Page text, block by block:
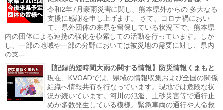
令和2年7月豪雨災害に関し、熊本県外からの 多大なる
支援に感謝を申し上げます。 さて、コロナ禍におい
て、県外団体の来県を留保している状況下で、熊本県
内の団体による連携の強化を模索しての活動を行っています。しか
し、一部の地域や一部の分野においては被災地の需要に対し、県内
の支...
【記録的短時間大雨の関する情報】防災情報くまもと
現在、KVOADでは、県域の情報収集および全国の関係
組織へ情報共有を行なっています。現地では危険な状
況が続いています。河川の氾濫、土砂災害等で通行止
めが多数発生している模様。緊急車両の通行や人命救